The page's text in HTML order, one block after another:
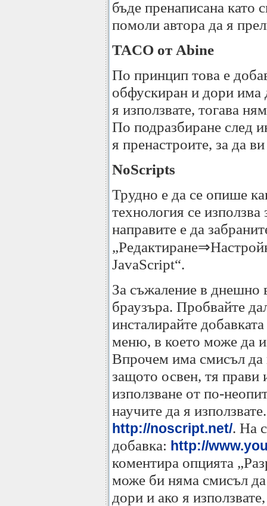
бъде пренаписана като
помоли автора да я
TACO от Abine
По принцип това е
обфускиран и дори има
я използвате, тогава
По подразбиране след
я пренастроите, за да
NoScripts
Трудно е да се опише
технология се
направите е да
JavaScript“.
За съжаление в днешно
браузъра. Пробвайте
инсталирайте
меню, в което може да
Впрочем има смисъл да
защото освен, тя прави
използване от по-
научите да я
http://noscript.net/. На
добавка: http://
коментира опцията
може би няма смисъл да
дори и ако я